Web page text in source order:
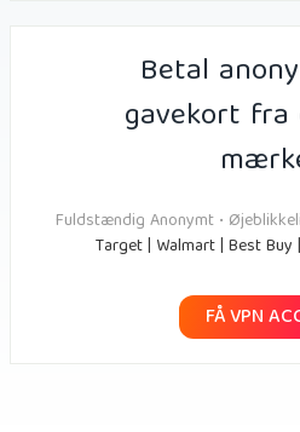
Betal
gavekort
Fuldstændig Anonymt •
Target | Walmart | Best
FÅ VPN